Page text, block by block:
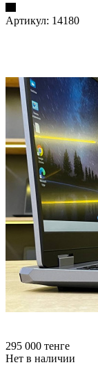
Артикул: 14180
295 000 тенге
Нет в наличии